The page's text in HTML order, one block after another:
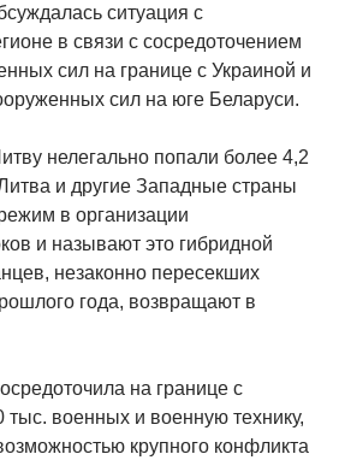
ситуация с
в связи с сосредоточением
сил на границе с Украиной и
сил на юге Беларуси.
нелегально попали более 4,2
и другие Западные страны
в организации
и называют это гибридной
незаконно пересекших
года, возвращают в
на границе с
тыс. военных и военную технику,
крупного конфликта